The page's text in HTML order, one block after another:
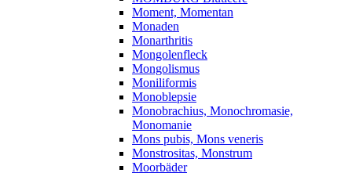
Moment, Momentan
Monaden
Monarthritis
Mongolenfleck
Mongolismus
Moniliformis
Monoblepsie
Monobrachius, Monochromasie,
Monomanie
Mons pubis, Mons veneris
Monstrositas, Monstrum
Moorbäder